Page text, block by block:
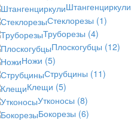
Штангенциркули
Стеклорезы (1)
Труборезы (4)
Плоскогубцы (12)
Ножи (5)
Струбцины (11)
Клещи (5)
Утконосы (8)
Бокорезы (6)